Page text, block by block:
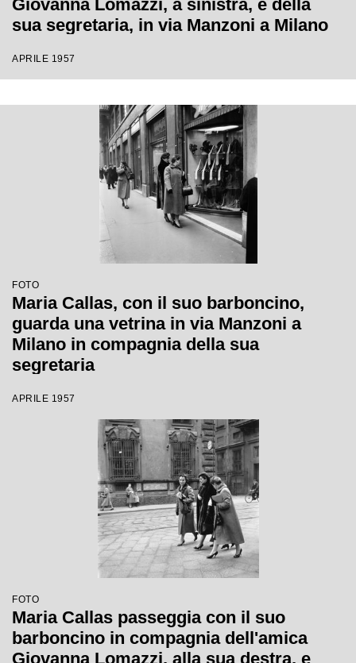
Giovanna Lomazzi, a sinistra, e della
sua segretaria, in via Manzoni a Milano
APRILE 1957
FOTO
Maria Callas, con il suo barboncino,
guarda una vetrina in via Manzoni a
Milano in compagnia della sua
segretaria
APRILE 1957
FOTO
Maria Callas passeggia con il suo
barboncino in compagnia dell'amica
Giovanna Lomazzi, alla sua destra, e